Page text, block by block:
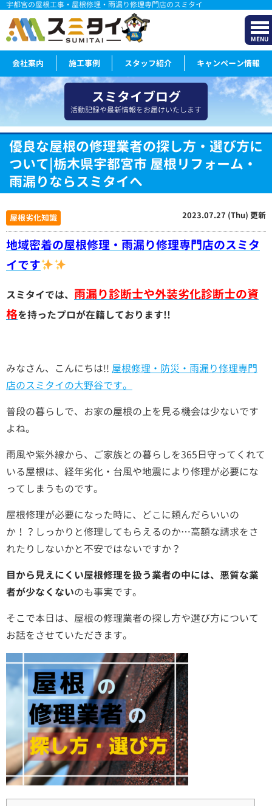
宇都宮の屋根工事・屋根修理・雨漏り修理専門店のスミタイ
MENU
会社案内 施工事例 スタッフ紹介 キャンペーン情報
スミタイブログ
活動記録や最新情報をお届けいたします
優良な屋根の修理業者の探し方・選び方に
ついて|栃木県宇都宮市 屋根リフォーム・
雨漏りならスミタイへ
屋根劣化知識 2023.07.27 (Thu) 更新
地域密着の屋根修理・雨漏り修理専門店のスミタ
イです
スミタイでは、 雨漏り診断士や外装劣化診断士の資
格を持ったプロが在籍しております!!
みなさん、こんにちは!! 屋根修理・防災・雨漏り修理専門
店のスミタイの大野谷です。
普段の暮らしで、お家の屋根の上を見る機会は少ないです
よね。
雨風や紫外線から、ご家族との暮らしを365日守ってくれて
いる屋根は、 経年劣化・台風や地震により修理が必要にな
ってしまうものです。
屋根修理が必要になった時に、どこに頼んだらいいの
か！？ しっかりと修理してもらえるのか…高額な請求をさ
れたりしないかと不安ではないですか？
目から見えにくい屋根修理を扱う業者の中には、悪質な業
者が少なくないのも事実です。
そこで本日は、屋根の修理業者の探し方や選び方について
お話をさせていただきます。